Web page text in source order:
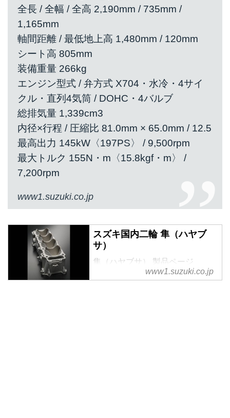
全長 / 全幅 / 全高 2,190mm / 735mm /
1,165mm
軸間距離 / 最低地上高 1,480mm / 120mm
シート高 805mm
装備重量 266kg
エンジン型式 / 弁方式 X704・水冷・4サイ
クル・直列4気筒 / DOHC・4バルブ
総排気量 1,339cm3
内径×行程 / 圧縮比 81.0mm × 65.0mm / 12.5
最高出力 145kW〈197PS〉 / 9,500rpm
最大トルク 155N・m〈15.8kgf・m〉 /
7,200rpm
www1.suzuki.co.jp
スズキ国内二輪 隼（ハヤブ
サ）
隼（ハヤブサ） 製品ページ
www1.suzuki.co.jp